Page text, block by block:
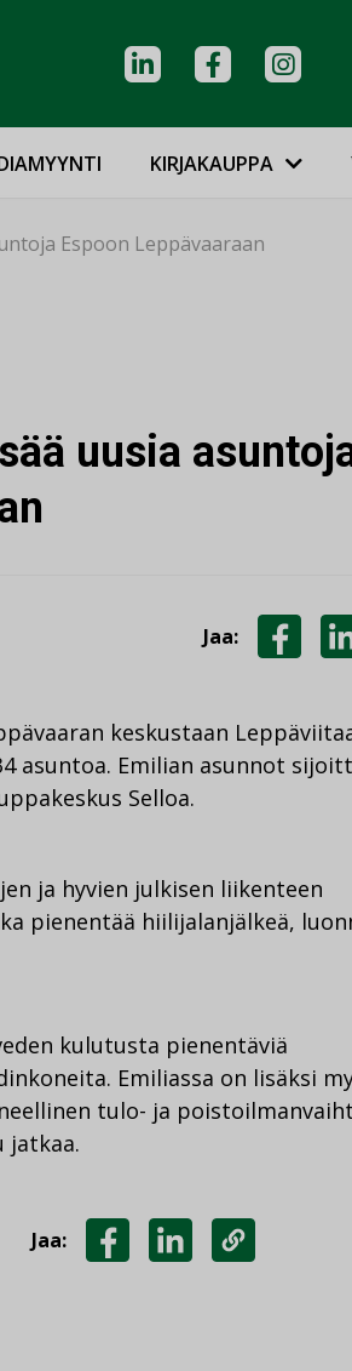
KIRJAKAUPPA
Espoon Leppävaaraan
uusia
Jaa:
keskustaan
asuntoa. Emilian asunnot
Selloa.
ja hyvien julkisen liikenteen
pienentää hiilijalanjälkeä,
kulutusta pienentäviä
Emiliassa on lisäksi
tulo- ja
jatkaa.
Jaa: